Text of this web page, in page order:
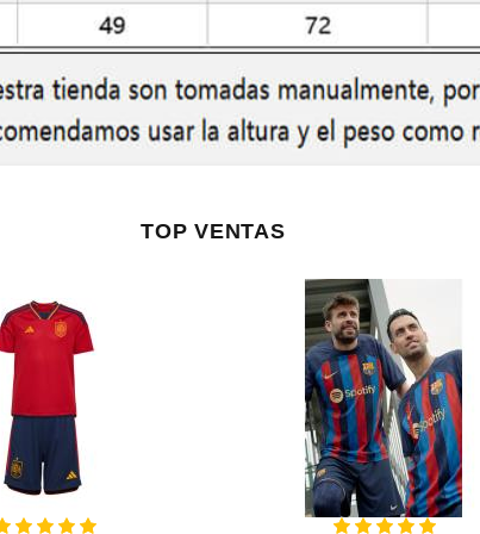
TOP VENTAS